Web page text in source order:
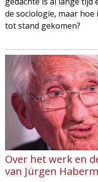
de sociologie, maar
tot stand gekomen?
Over het werk en
van Jürgen